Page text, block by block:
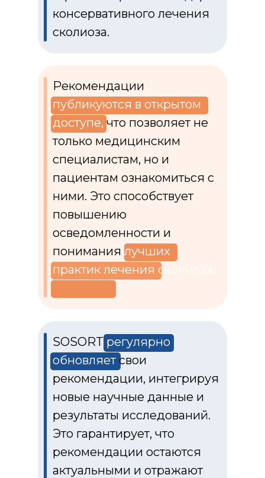
консервативного лечения
сколиоза.
Рекомендации
публикуются в открытом
доступе, что позволяет не
только медицинским
специалистам, но и
пациентам ознакомиться с
ними. Это способствует
повышению
осведомленности и
понимания лучших
практик лечения сколиоза.
SOSORT регулярно
обновляетсвои
рекомендации, интегрируя
новые научные данные и
результаты исследований.
Это гарантирует, что
рекомендации остаются
актуальными и отражают